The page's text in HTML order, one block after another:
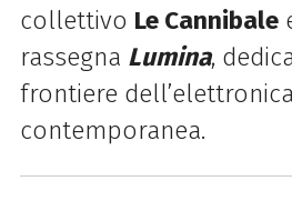
collettivo Le Cannibale
rassegna Lumina,
frontiere dell’elettronica
contemporanea.